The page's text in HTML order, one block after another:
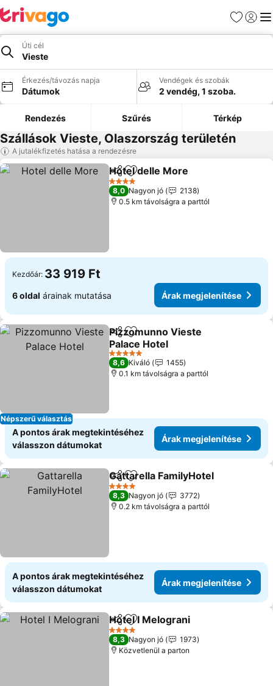
Kedvencek
Úti cél
Vieste
Érkezés/távozás napja
Dátumok
Vendégek és szobák
2 vendég, 1 szoba.
Rendezés Szűrés Térkép
Szállások Vieste, Olaszország területén
A jutalékfizetés hatása a rendezésre
Megosztás
Hozzáadás a kedvencekhez
Hotel delle More
4 Kategória
8,0 Nagyon jó
2138
0.5 km távolságra a parttól
Kezdőár: 33 919 Ft
6 oldal árainak mutatása Árak megjelenítése
Népszerű választás
Megosztás
Hozzáadás a kedvencekhez
Pizzomunno Vieste
Palace Hotel
5 Kategória
8,6 Kiváló
1455
0.1 km távolságra a parttól
A pontos árak megtekintéséhez
válasszon dátumokat
Árak megjelenítése
Megosztás
Hozzáadás a kedvencekhez
Gattarella FamilyHotel
4 Kategória
8,3 Nagyon jó
3772
0.2 km távolságra a parttól
A pontos árak megtekintéséhez
válasszon dátumokat
Árak megjelenítése
Megosztás
Hozzáadás a kedvencekhez
Hotel I Melograni
4 Kategória
8,3 Nagyon jó
1973
Közvetlenül a parton